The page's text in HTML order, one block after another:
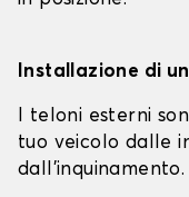
Installazione di
I teloni esterni
tuo veicolo dalle
dall'inquinamento.